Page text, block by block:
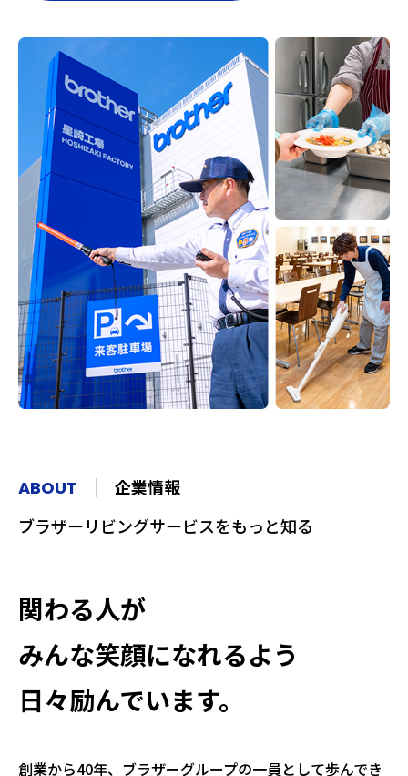
ABOUT
企業情報
ブラザーリビングサービスをもっと知る
関わる人が
みんな笑顔になれるよう
日々励んでいます。
創業から40年、ブラザーグループの一員として歩んでき